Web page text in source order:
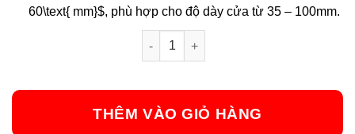
60\text{ mm}$, phù hợp cho độ dày cửa từ 35 – 100mm.
Khóa vân tay New Yale Luna Pro số
THÊM VÀO GIỎ HÀNG